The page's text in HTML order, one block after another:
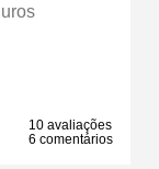
10 avaliações
6 comentários